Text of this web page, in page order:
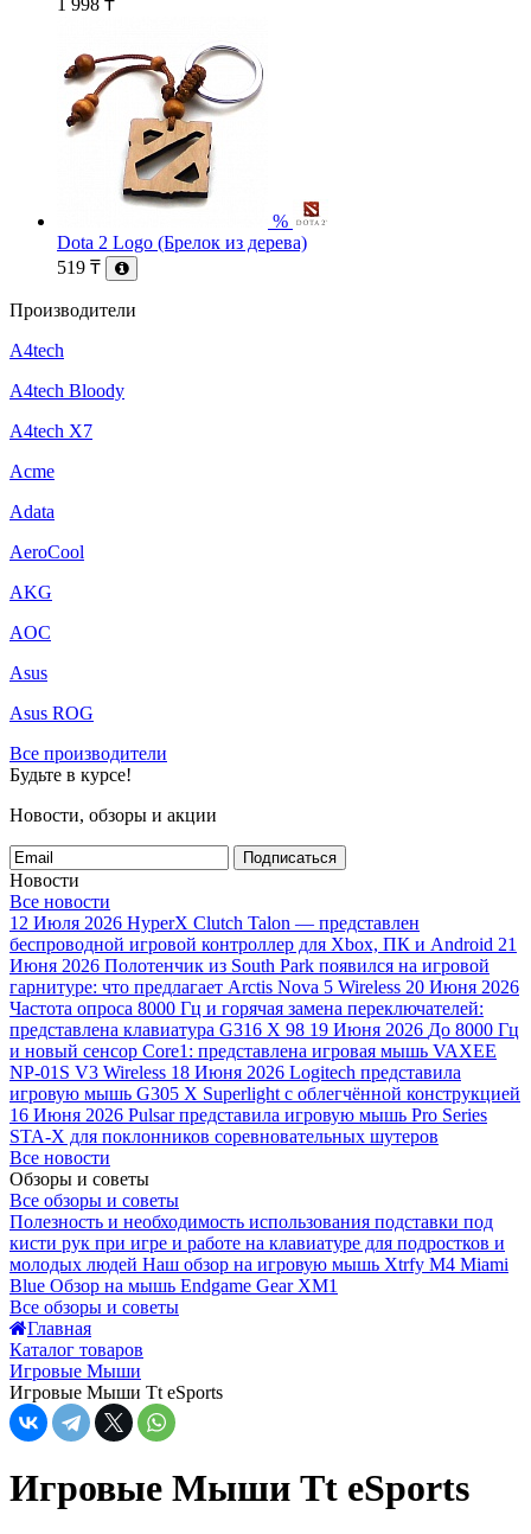
1 998 ₸
%
Dota 2 Logo (Брелок из дерева)
519 ₸
Производители
A4tech
A4tech Bloody
A4tech X7
Acme
Adata
AeroCool
AKG
AOC
Asus
Asus ROG
Все производители
Будьте в курсе!
Новости, обзоры и акции
Подписаться
Новости
Все новости
12 Июля 2026 HyperX Clutch Talon — представлен
беспроводной игровой контроллер для Xbox, ПК и Android 21
Июня 2026 Полотенчик из South Park появился на игровой
гарнитуре: что предлагает Arctis Nova 5 Wireless 20 Июня 2026
Частота опроса 8000 Гц и горячая замена переключателей:
представлена клавиатура G316 X 98 19 Июня 2026 До 8000 Гц
и новый сенсор Core1: представлена игровая мышь VAXEE
NP-01S V3 Wireless 18 Июня 2026 Logitech представила
игровую мышь G305 X Superlight с облегчённой конструкцией
16 Июня 2026 Pulsar представила игровую мышь Pro Series
STA-X для поклонников соревновательных шутеров
Все новости
Обзоры и советы
Все обзоры и советы
Полезность и необходимость использования подставки под
кисти рук при игре и работе на клавиатуре для подростков и
молодых людей Наш обзор на игровую мышь Xtrfy M4 Miami
Blue Обзор на мышь Endgame Gear XM1
Все обзоры и советы
Главная
Каталог товаров
Игровые Мыши
Игровые Мыши Tt eSports
Игровые Мыши Tt eSports